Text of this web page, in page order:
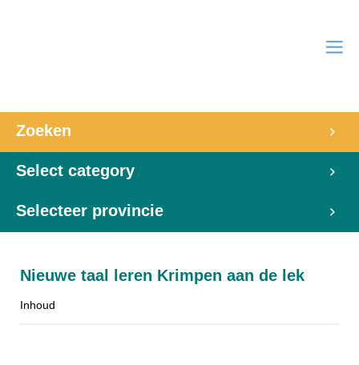
Zoeken
Select category
Selecteer provincie
Nieuwe taal leren Krimpen aan de lek
Inhoud